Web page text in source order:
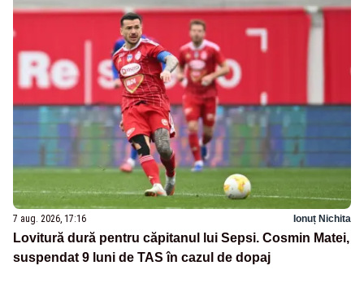
7 aug. 2026, 17:16 Ionuț Nichita
Lovitură dură pentru căpitanul lui Sepsi. Cosmin Matei,
suspendat 9 luni de TAS în cazul de dopaj